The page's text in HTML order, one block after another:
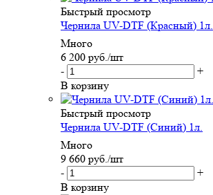
Быстрый просмотр
Чернила UV-DTF (Красный) 1л.
Много
6 200 руб./шт
-
+
В корзину
Быстрый просмотр
Чернила UV-DTF (Синий) 1л.
Много
9 660 руб./шт
-
+
В корзину